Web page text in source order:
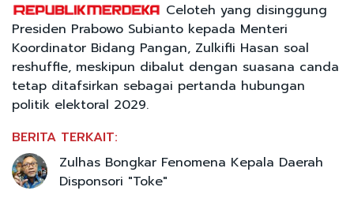
Celoteh yang disinggung
Presiden Prabowo Subianto kepada Menteri
Koordinator Bidang Pangan, Zulkifli Hasan soal
reshuffle, meskipun dibalut dengan suasana canda
tetap ditafsirkan sebagai pertanda hubungan
politik elektoral 2029.
BERITA TERKAIT:
Zulhas Bongkar Fenomena Kepala Daerah
Disponsori "Toke"